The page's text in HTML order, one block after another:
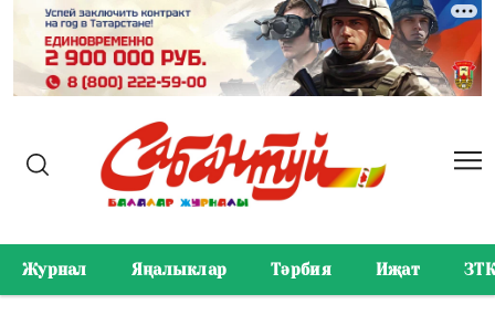
Журнал Яңалыклар Тәрбия Иҗат ЗТК